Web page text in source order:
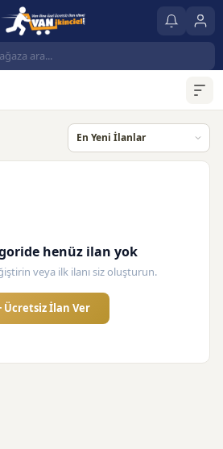
henüz ilan yok
veya ilk ilanı siz oluşturun.
Ücretsiz İlan Ver